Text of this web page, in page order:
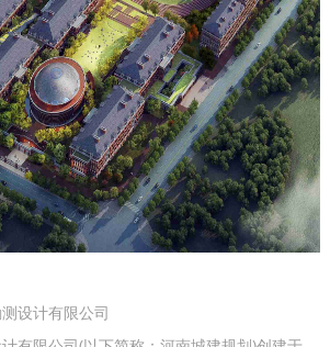
设计有限公司